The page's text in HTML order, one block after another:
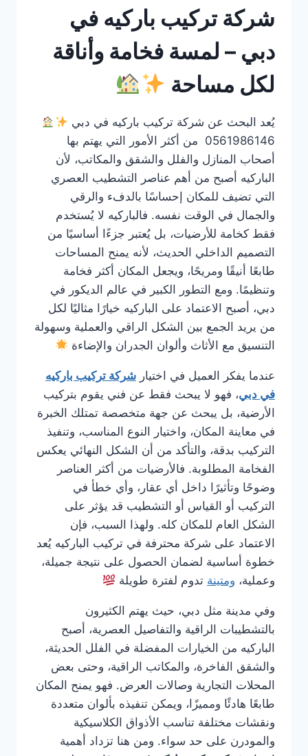
شركة تركيب باركيه في
دبي – لمسة فخامة وأناقة
لكل مساحة
يُعد البحث عن شركة تركيب باركيه في دبي
0561986146 من أكثر الأمور التي يهتم بها
أصحاب المنازل والفلل والشقق والمكاتب، لأن
الباركيه أصبح من أهم عناصر التشطيب العصري
التي تضيف للمكان إحساسًا بالدفء والرقي
والجمال في الوقت نفسه. فالباركيه لا يُستخدم
فقط كخامة للأرضيات، بل يُعتبر جزءًا أساسيًا من
التصميم الداخلي الحديث، لأنه يمنح المساحات
طابعًا أنيقًا ومريحًا، ويجعل المكان أكثر فخامة
وتنظيمًا. ومع التطور الكبير في عالم الديكور في
دبي، أصبح الاعتماد على الباركيه خيارًا مثاليًا لكل
من يريد الجمع بين الشكل الراقي والعملية وسهولة
التنسيق مع الأثاث وألوان الجدران والإضاءة
عندما يفكر العميل في اختيار شركة تركيب باركيه
في دبي، فهو لا يبحث فقط عن فني يقوم بتركيب
الأرضية، بل يبحث عن جهة متخصصة تمتلك الخبرة
في معاينة المكان، واختيار النوع المناسب، وتنفيذ
التركيب بدقة، والتأكد من أن الشكل النهائي يعكس
الفخامة المطلوبة. فالأرضيات من أكثر العناصر
وضوحًا وتأثيرًا داخل أي عقار، وأي خطأ في
التركيب أو القياس أو التشطيب قد يؤثر على
الشكل العام للمكان كله. ولهذا السبب، فإن
الاعتماد على شركة محترفة في تركيب الباركيه يُعد
خطوة أساسية لضمان الحصول على نتيجة جميلة،
وعملية، ومتينة تدوم لفترة طويلة
وفي مدينة مثل دبي، حيث يهتم الكثيرون
بالتشطيبات الراقية والتفاصيل العصرية، أصبح
الباركيه من الخيارات المفضلة في الفلل الحديثة،
والشقق الفاخرة، والمكاتب الراقية، وحتى بعض
المحلات التجارية وصالات العرض. فهو يمنح المكان
طابعًا هادئًا ومميزًا، ويمكن تنفيذه بألوان متعددة
ونقشات مختلفة تناسب الأذواق الكلاسيكية
والمودرن على حد سواء. ومن هنا تزداد أهمية